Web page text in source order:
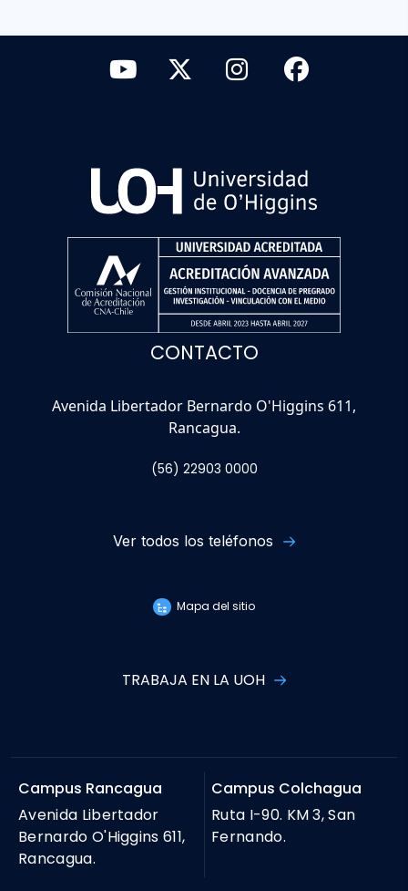
CONTACTO
Avenida Libertador Bernardo O'Higgins 611,
Rancagua.
(56) 22903 0000
Ver todos los teléfonos
Mapa del sitio
TRABAJA EN LA UOH
Campus Rancagua
Avenida Libertador
Bernardo O'Higgins 611,
Rancagua.
Campus Colchagua
Ruta I-90. KM 3, San
Fernando.